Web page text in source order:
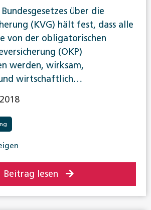
über die
(KVG) hält fest, dass alle
von der obligatorischen
(OKP)
werden, wirksam,
wirtschaftlich…
Beitrag lesen